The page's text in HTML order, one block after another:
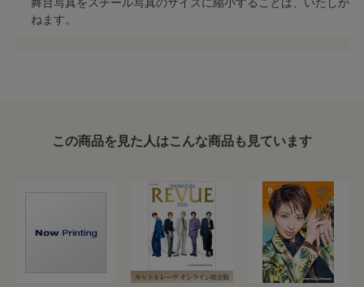
ねます。
この商品を見た人はこんな商品も見ています